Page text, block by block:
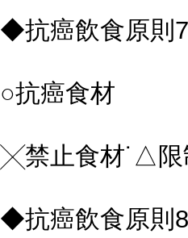
◆抗癌飲食原則
○抗癌食材
╳禁止食材˙△限
◆抗癌飲食原則